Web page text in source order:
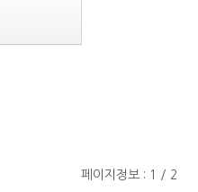
페이지정보 : 1 / 2